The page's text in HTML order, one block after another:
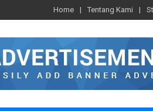
Home Tentang Kami